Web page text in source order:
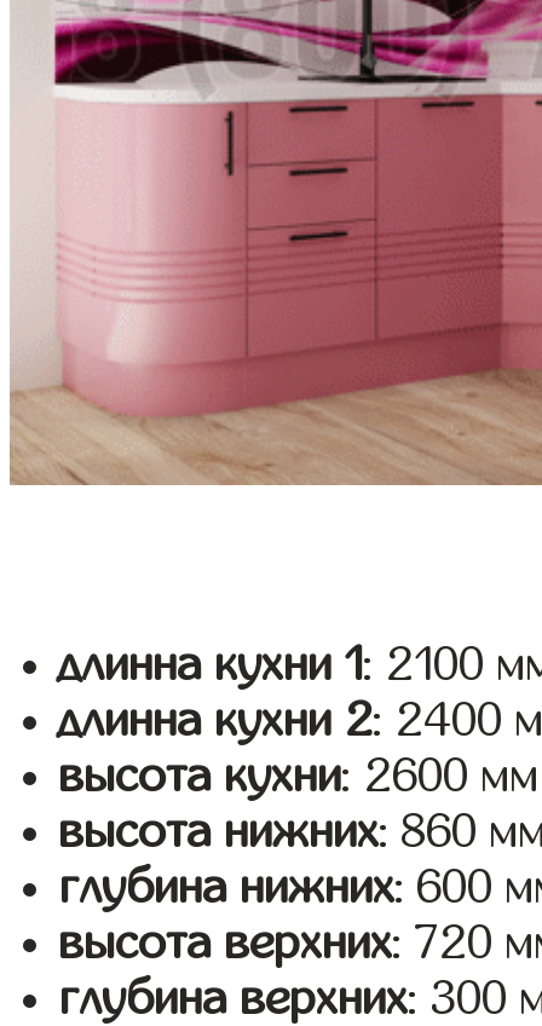
длинна кухни 1: 2100
длинна кухни 2: 2400
высота кухни: 2600 мм
высота нижних: 860
глубина нижних: 600
высота верхних: 720
глубина верхних: 300